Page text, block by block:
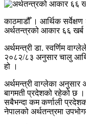
काठमाडौँ । आर्थिक
अर्थतन्त्रको आकार ६६
अर्थमन्त्री डा. स्वर्णिम
२०८२/८३ अनुसार चालु
हो ।
अर्थमन्त्री वाग्लेका अनुसार
बागमती प्रदेशको रहेको
सबैभन्दा कम कर्णाली
नेपालको अर्थतन्त्रमा